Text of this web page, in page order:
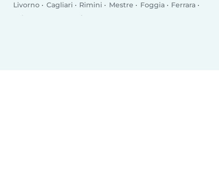
Livorno
Cagliari Rimini Mestre Foggia
Ferrara
Salerno
Siracusa